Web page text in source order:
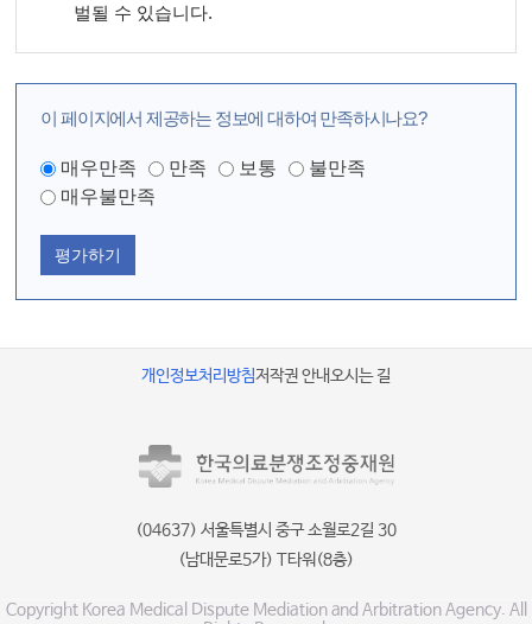
벌될 수 있습니다.
이 페이지에서 제공하는 정보에 대하여 만족하시나요?
매우만족 만족 보통
불만족
매우불만족
평가하기
개인정보처리방침저작권 안내오시는 길
(04637) 서울특별시 중구 소월로2길 30
(남대문로5가) T타워(8층)
Copyright Korea Medical Dispute Mediation and Arbitration Agency. All